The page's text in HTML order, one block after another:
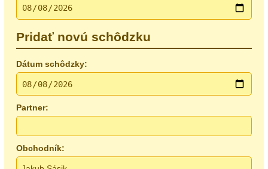
Pridať novú schôdzku
Dátum schôdzky:
Partner:
Obchodník: